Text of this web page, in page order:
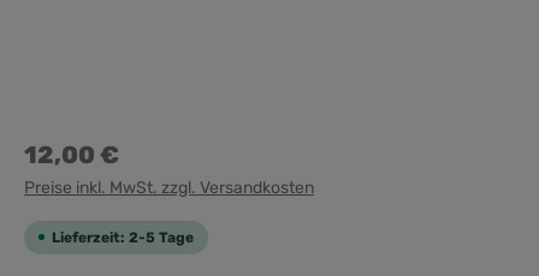
12,00 €
Preise inkl. MwSt. zzgl. Versandkosten
Lieferzeit: 2-5 Tage